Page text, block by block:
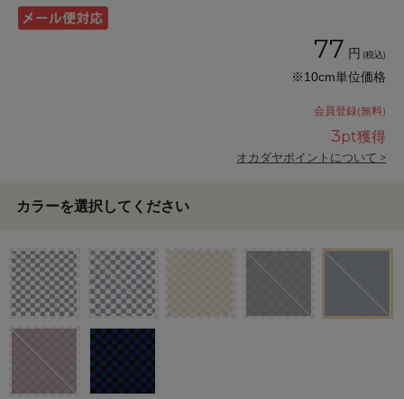
77 円 (税込)
※10cm単位価格
会員登録(無料)
3pt獲得
オカダヤポイントについて >
カラーを選択してください